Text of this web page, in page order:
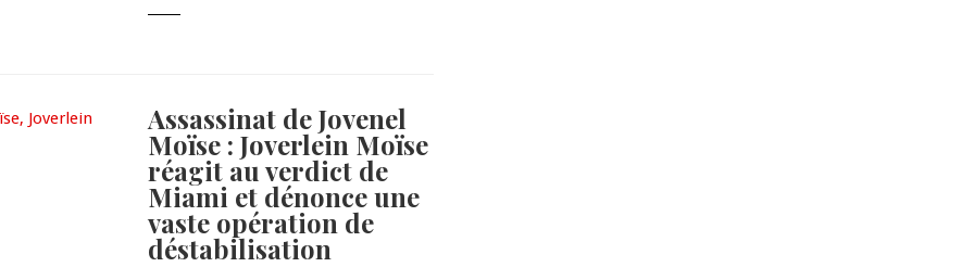
Assassinat de Jovenel
Moïse : Joverlein Moïse
réagit au verdict de
Miami et dénonce une
vaste opération de
déstabilisation